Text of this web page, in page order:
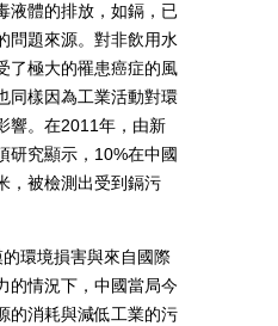
液體的排放，如鎘，已
問題來源。對非飲用水
了極大的罹患癌症的風
同樣因為工業活動對環
響。在2011年，由新
研究顯示，10%在中國
，被檢測出受到鎘污
環境損害與來自國際
的情況下，中國當局今
的消耗與減低工業的污